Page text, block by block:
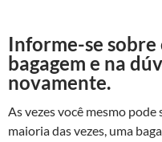
Informe-se
bagagem e na
novamente.
As vezes você mesmo
maioria das vezes, uma